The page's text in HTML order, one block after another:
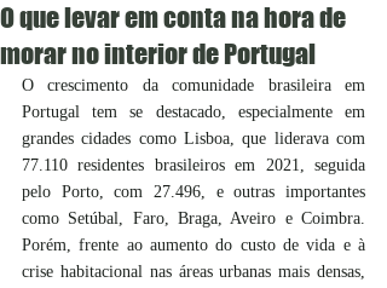
O que levar em conta na hora de
morar no interior de Portugal
O crescimento da comunidade brasileira em
Portugal tem se destacado, especialmente em
grandes cidades como Lisboa, que liderava com
77.110 residentes brasileiros em 2021, seguida
pelo Porto, com 27.496, e outras importantes
como Setúbal, Faro, Braga, Aveiro e Coimbra.
Porém, frente ao aumento do custo de vida e à
crise habitacional nas áreas urbanas mais densas,